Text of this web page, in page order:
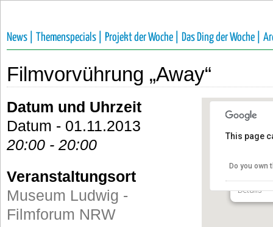
News | Themenspecials | Projekt der Woche | Das Ding der Woche |
Filmvorvührung „Away“
Details
This page
Do you own
Datum und Uhrzeit
Datum - 01.11.2013
20:00 - 20:00
Veranstaltungsort
Museum Ludwig -
Filmforum NRW